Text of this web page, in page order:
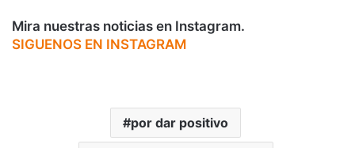
Mira nuestras noticias en Instagram.
SIGUENOS EN INSTAGRAM
por dar positivo